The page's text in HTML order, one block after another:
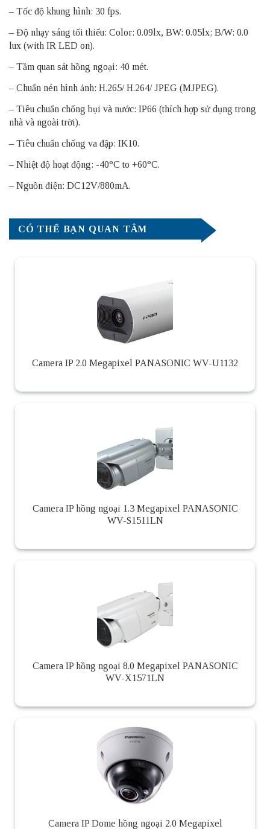
– Tốc độ khung hình: 30 fps.
– Độ nhạy sáng tối thiểu: Color: 0.09lx, BW: 0.05lx; B/W: 0.0
lux (with IR LED on).
– Tầm quan sát hồng ngoại: 40 mét.
– Chuẩn nén hình ảnh: H.265/ H.264/ JPEG (MJPEG).
– Tiêu chuẩn chống bụi và nước: IP66 (thích hợp sử dụng trong
nhà và ngoài trời).
– Tiêu chuẩn chống va đập: IK10.
– Nhiệt độ hoạt động: -40°C to +60°C.
– Nguồn điện: DC12V/880mA.
CÓ THỂ BẠN QUAN TÂM
Camera IP 2.0 Megapixel PANASONIC WV-U1132
Camera IP hồng ngoại 1.3 Megapixel PANASONIC
WV-S1511LN
Camera IP hồng ngoại 8.0 Megapixel PANASONIC
WV-X1571LN
Camera IP Dome hồng ngoại 2.0 Megapixel